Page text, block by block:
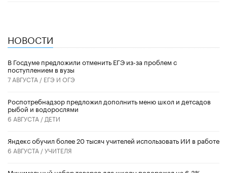
НОВОСТИ
В Госдуме предложили отменить ЕГЭ из-за проблем с
поступлением в вузы
7 АВГУСТА / ЕГЭ И ОГЭ
Роспотребнадзор предложил дополнить меню школ и детсадов
рыбой и водорослями
6 АВГУСТА / ДЕТИ
​Яндекс обучил более 20 тысяч учителей использовать ИИ в работе
6 АВГУСТА /УЧИТЕЛЯ